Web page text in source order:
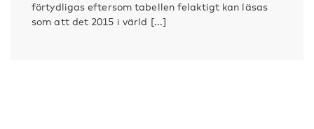
förtydligas eftersom tabellen felaktigt kan läsas
som att det 2015 i värld [...]